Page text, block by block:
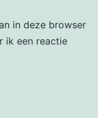
in deze browser
ik een reactie